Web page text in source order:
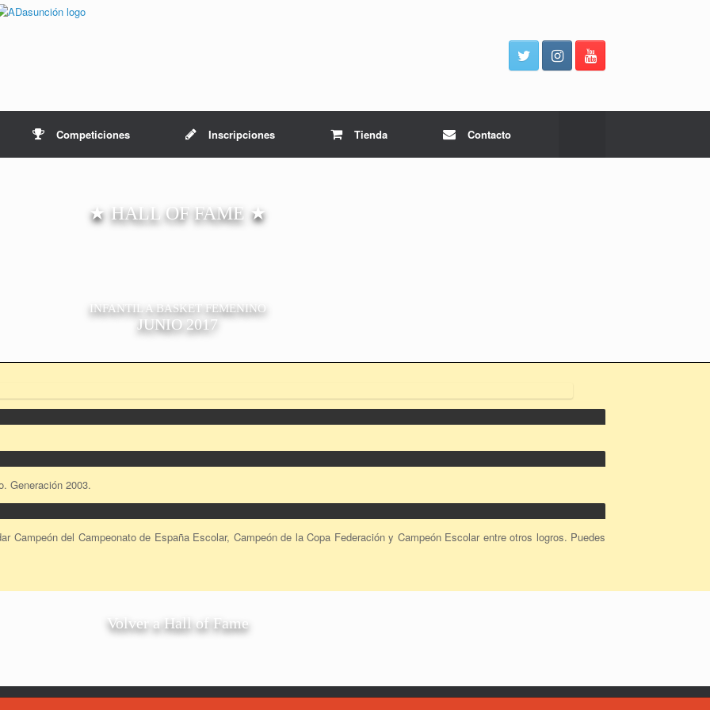
Competiciones Inscripciones Tienda Contacto
★ HALL OF FAME ★
INFANTIL A BASKET FEMENINO
JUNIO 2017
Generación 2003.
Campeón del Campeonato de España Escolar, Campeón de la Copa Federación y Campeón Escolar entre otros logros. Puedes
Volver a Hall of Fame